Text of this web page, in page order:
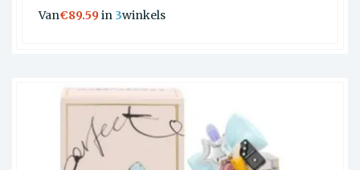
Van€89.59in 3winkels